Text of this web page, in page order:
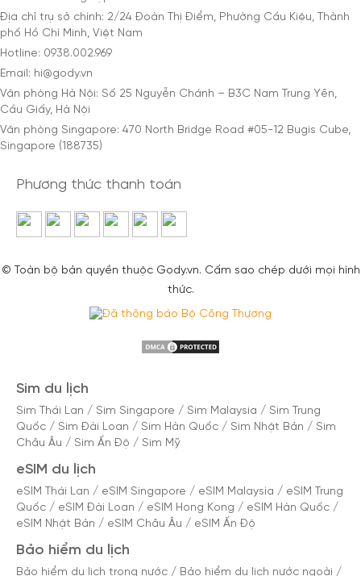
Địa chỉ trụ sở chính: 2/24 Đoàn Thị Điểm, Phường Cầu Kiệu, Thành
phố Hồ Chí Minh, Việt Nam
Hotline: 0938.002.969
Email: hi@gody.vn
Văn phòng Hà Nội: Số 25 Nguyễn Chánh – B3C Nam Trung Yên,
Cầu Giấy, Hà Nội
Văn phòng Singapore: 470 North Bridge Road #05-12 Bugis Cube,
Singapore (188735)
Phương thức thanh toán
© Toàn bộ bản quyền thuộc Gody.vn. Cấm sao chép dưới mọi hình
thức.
Sim du lịch
Sim Thái Lan / Sim Singapore / Sim Malaysia / Sim Trung
Quốc / Sim Đài Loan / Sim Hàn Quốc / Sim Nhật Bản / Sim
Châu Âu / Sim Ấn Độ / Sim Mỹ
eSIM du lịch
eSIM Thái Lan / eSIM Singapore / eSIM Malaysia / eSIM Trung
Quốc / eSIM Đài Loan / eSIM Hong Kong / eSIM Hàn Quốc /
eSIM Nhật Bản / eSIM Châu Âu / eSIM Ấn Độ
Bảo hiểm du lịch
Bảo hiểm du lịch trong nước / Bảo hiểm du lịch nước ngoài /